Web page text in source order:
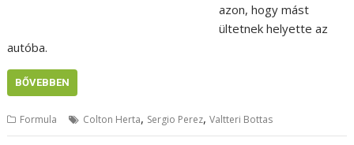
azon, hogy mást
ültetnek helyette az
autóba.
BŐVEBBEN
Formula Colton Herta, Sergio Perez,Valtteri Bottas